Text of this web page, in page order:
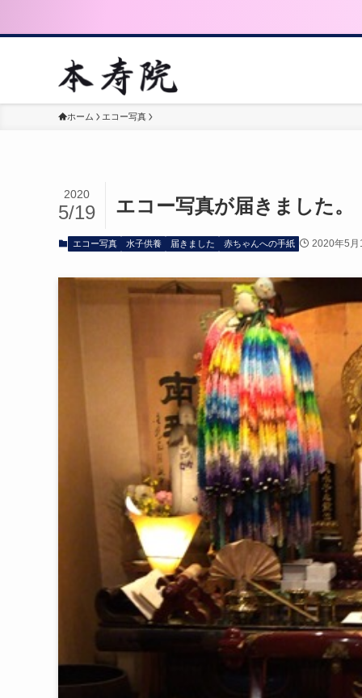
ホーム エコー写真
エコー写真が届きました。
2020
5/19
エコー写真 水子供養 届きました 赤ちゃんへの手紙 2020年5月